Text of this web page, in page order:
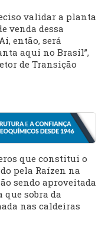
validar a planta
venda dessa
então, será
aqui no Brasil”,
de Transição
que constitui o
pela Raízen na
sendo aproveitada
que sobra da
nas caldeiras